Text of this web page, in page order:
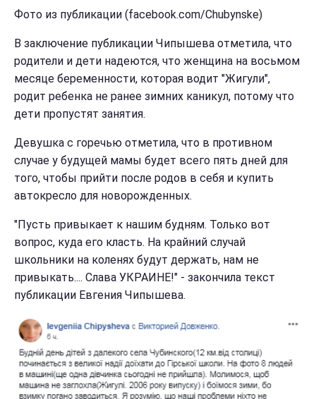
Фото из публикации (facebook.com/Chubynske)
В заключение публикации Чипышева отметила, что
родители и дети надеются, что женщина на восьмом
месяце беременности, которая водит "Жигули",
родит ребенка не ранее зимних каникул, потому что
дети пропустят занятия.
Девушка с горечью отметила, что в противном
случае у будущей мамы будет всего пять дней для
того, чтобы прийти после родов в себя и купить
автокресло для новорожденных.
"Пусть привыкает к нашим будням. Только вот
вопрос, куда его класть. На крайний случай
школьники на коленях будут держать, нам не
привыкать.... Слава УКРАИНЕ!" - закончила текст
публикации Евгения Чипышева.